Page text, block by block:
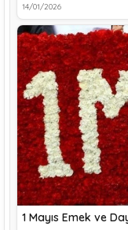
14/01/2026
1 Mayıs Emek ve